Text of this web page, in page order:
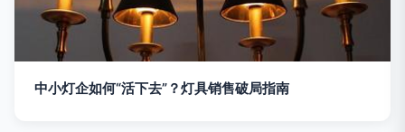
中小灯企如何“活下去”？灯具销售破局指南